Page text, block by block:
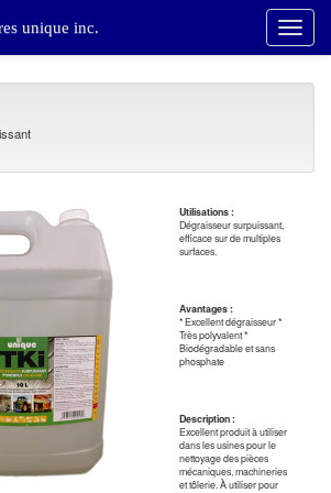
unique inc.
Utilisations :
Dégraisseur surpuissant,
efficace sur de multiples
surfaces.
Avantages :
* Excellent dégraisseur *
Très polyvalent *
Biodégradable et sans
phosphate
Description :
Excellent produit à utiliser
dans les usines pour le
nettoyage des pièces
mécaniques, machineries
et tôlerie. À utiliser pour